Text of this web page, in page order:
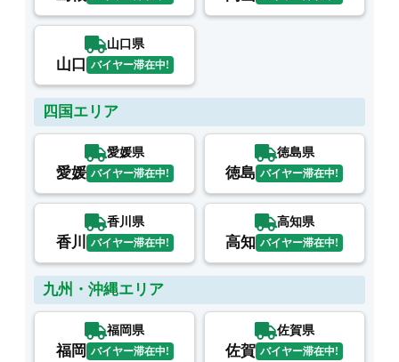
山口県
山口 バイヤー滞在中!
四国エリア
愛媛県
愛媛 バイヤー滞在中!
徳島県
徳島 バイヤー滞在中!
香川県
香川 バイヤー滞在中!
高知県
高知 バイヤー滞在中!
九州・沖縄エリア
福岡県
福岡 バイヤー滞在中!
佐賀県
佐賀 バイヤー滞在中!